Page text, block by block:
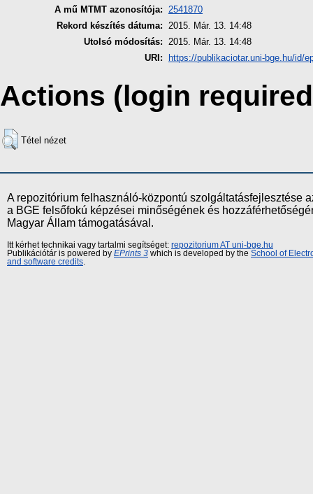
A mű MTMT azonosítója: 2541870
Rekord készítés dátuma: 2015. Már. 13. 14:48
Utolsó módosítás: 2015. Már. 13. 14:48
URI:
https://publikaciotar.uni-bge.hu/id/
Actions (login
Tétel nézet
A repozitórium felhasználó-központú szolgáltatásfejlesztése
a BGE felsőfokú képzései minőségének és
Magyar Állam támogatásával.
Itt kérhet technikai vagy tartalmi segítséget: repozitorium AT uni-bge.hu
Publikációtár is powered by EPrints 3 which is developed by the School of
and software credits